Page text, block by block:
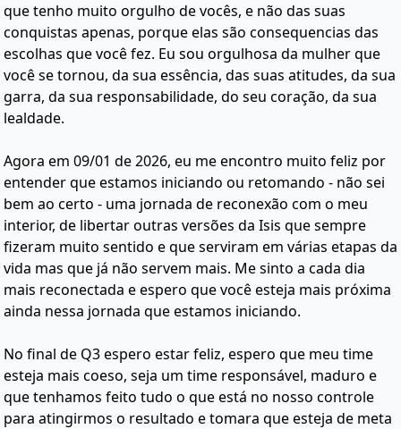
que tenho muito orgulho de vocês, e não das suas
conquistas apenas, porque elas são consequencias das
escolhas que você fez. Eu sou orgulhosa da mulher que
você se tornou, da sua essência, das suas atitudes, da sua
garra, da sua responsabilidade, do seu coração, da sua
lealdade.
Agora em 09/01 de 2026, eu me encontro muito feliz por
entender que estamos iniciando ou retomando - não sei
bem ao certo - uma jornada de reconexão com o meu
interior, de libertar outras versões da Isis que sempre
fizeram muito sentido e que serviram em várias etapas da
vida mas que já não servem mais. Me sinto a cada dia
mais reconectada e espero que você esteja mais próxima
ainda nessa jornada que estamos iniciando.
No final de Q3 espero estar feliz, espero que meu time
esteja mais coeso, seja um time responsável, maduro e
que tenhamos feito tudo o que está no nosso controle
para atingirmos o resultado e tomara que esteja de meta